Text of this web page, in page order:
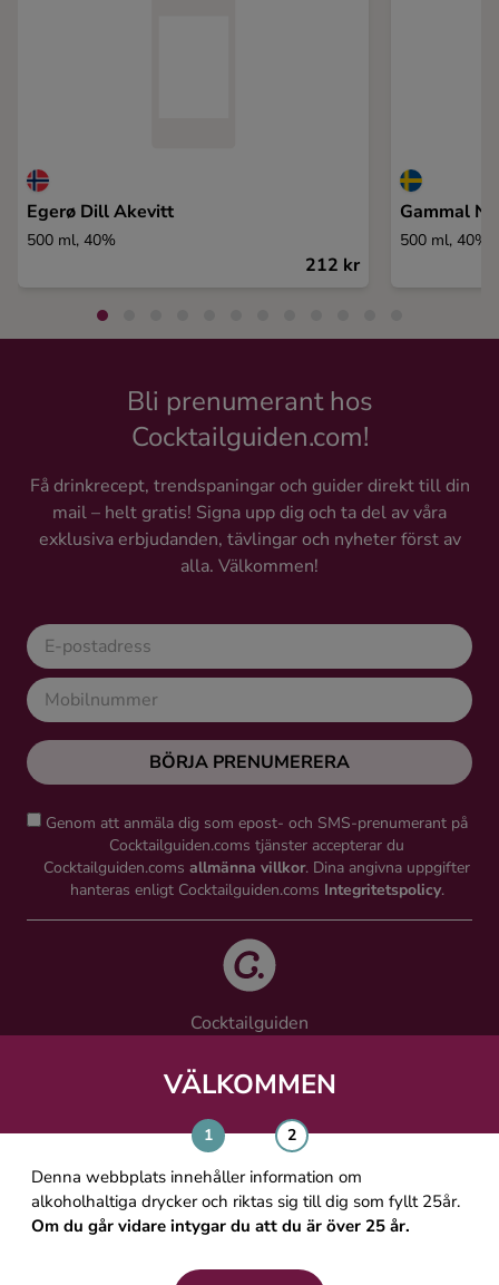
VÄLKOMMEN
Denna webbplats innehåller information om
alkoholhaltiga drycker och riktas sig till dig som fyllt 25år.
Om du går vidare intygar du att du är över 25 år.
Egerø Dill Akevitt
500 ml, 40%
212 kr
Gammal
500 ml, 40%
Bli prenumerant hos
Cocktailguiden.com!
Få drinkrecept, trendspaningar och guider direkt till din
mail – helt gratis! Signa upp dig och ta del av våra
exklusiva erbjudanden, tävlingar och nyheter först av
alla. Välkommen!
BÖRJA PRENUMERERA
Genom att anmäla dig som epost- och SMS-prenumerant på
Cocktailguiden.coms tjänster accepterar du
Cocktailguiden.coms allmänna villkor. Dina angivna uppgifter
hanteras enligt Cocktailguiden.coms Integritetspolicy.
Cocktailguiden
Västra Järnvägsgatan 21, 111 64 Stockholm
ALLMÄNNA VILLKOR